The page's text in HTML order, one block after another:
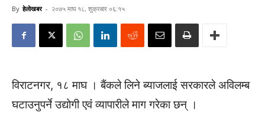
By हेलाेखबर - २०७५ माघ १८, शुक्रबार ०६:१५
विराटनगर, १८ माघ । बैंकले लिने ब्याजलाई सरकारले अविलम्ब
घटाउनुपर्ने उद्योगी एवंं व्यापारीले माग गरेका छन् ।